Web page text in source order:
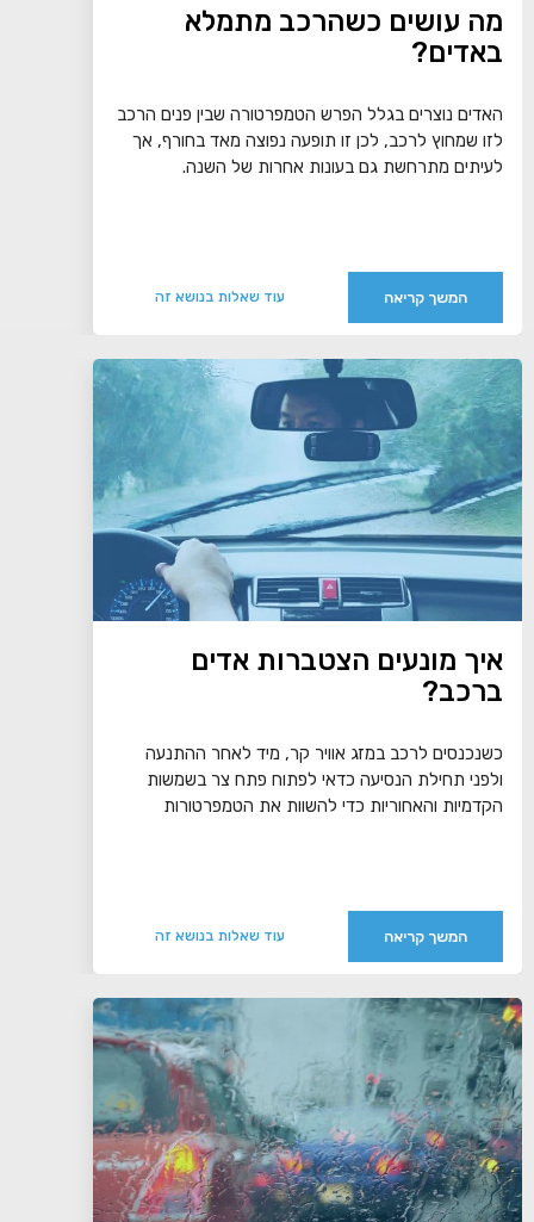
מה עושים כשהרכב מתמלא
באדים?
האדים נוצרים בגלל הפרש הטמפרטורה שבין פנים הרכב
לזו שמחוץ לרכב, לכן זו תופעה נפוצה מאד בחורף, אך
לעיתים מתרחשת גם בעונות אחרות של השנה.
המשך קריאה עוד שאלות בנושא זה
איך מונעים הצטברות אדים
ברכב?
כשנכנסים לרכב במזג אוויר קר, מיד לאחר ההתנעה
ולפני תחילת הנסיעה כדאי לפתוח פתח צר בשמשות
הקדמיות והאחוריות כדי להשוות את הטמפרטורות
המשך קריאה עוד שאלות בנושא זה